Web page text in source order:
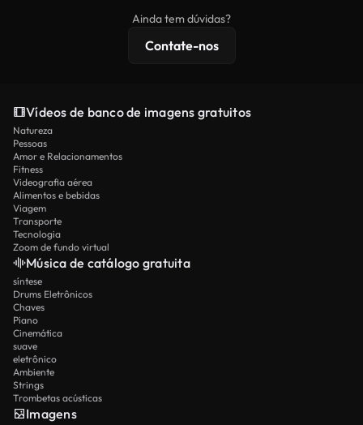
licenciamento estendidas.
Ainda tem dúvidas?
Contate-nos
Vídeos de banco de imagens gratuitos
Natureza
Pessoas
Amor e Relacionamentos
Fitness
Videografia aérea
Alimentos e bebidas
Viagem
Transporte
Tecnologia
Zoom de fundo virtual
Música de catálogo gratuita
síntese
Drums Eletrônicos
Chaves
Piano
Cinemática
suave
eletrônico
Ambiente
Strings
Trombetas acústicas
Imagens